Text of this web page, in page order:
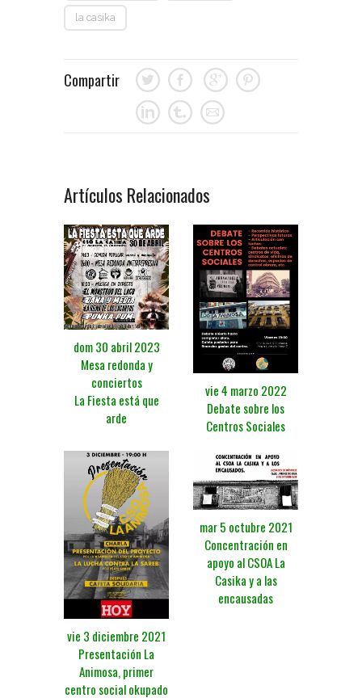
la casika
Compartir
Artículos Relacionados
dom 30 abril 2023
Mesa redonda y
conciertos
La Fiesta está que
arde
vie 4 marzo 2022
Debate sobre los
Centros Sociales
vie 3 diciembre 2021
Presentación La
Animosa, primer
centro social okupado
mar 5 octubre 2021
Concentración en
apoyo al CSOA La
Casika y a las
encausadas